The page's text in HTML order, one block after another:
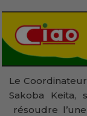
Le
Sakoba
résoudre